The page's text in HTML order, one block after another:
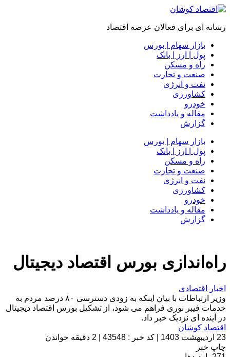
رسانه ای برای فعالان عرصه اقتصاد
بازار سهام | بورس
پول | ارز | بانک
راه و مسکن
صنعت و تجارت
نفت و انرژی
کشاورزی
خودرو
مقاله و یادداشت
گزارش
بازار سهام | بورس
پول | ارز | بانک
راه و مسکن
صنعت و تجارت
نفت و انرژی
کشاورزی
خودرو
مقاله و یادداشت
گزارش
راه‌اندازی بورس اقتصاد دیجیتال
اخبار اقتصادی
وزیر ارتباطات با بیان اینکه به زودی دسترسی ۸۰ درصد مردم به
خدمات فیبر نوری فراهم می شود، از تشکیل بورس اقتصاد دیجیتال
در آینده ای نزدیک خبر داد.
اقتصاد کوشان
23 اردیبهشت 1403
کد خبر : 43548
2 دقیقه خواندن
چاپ خبر